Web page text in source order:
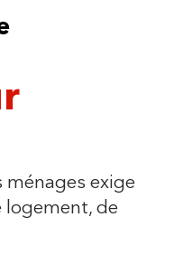
ménages exige
logement, de